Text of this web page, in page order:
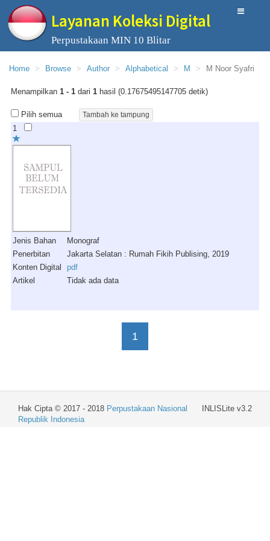
Layanan Koleksi Digital
Perpustakaan MIN 10 Blitar
Home Browse Author Alphabetical M M Noor Syafri
Menampilkan 1 - 1 dari 1 hasil (0.17675495147705 detik)
Pilih semua
1
Jenis Bahan
Monograf
Penerbitan
Jakarta Selatan : Rumah Fikih Publising, 2019
Konten Digital
pdf
Artikel
Tidak ada data
1
INLISLite v3.2
Hak Cipta © 2017 - 2018 Perpustakaan Nasional
Republik Indonesia